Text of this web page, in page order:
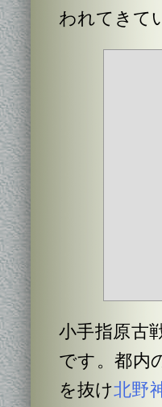
われてきて
小手指原古
です。都内
を抜け北野